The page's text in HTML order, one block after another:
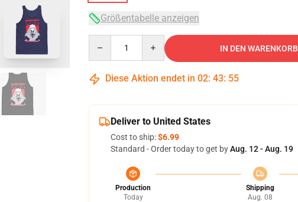
Größentabelle anzeigen
IN DEN WARENKORB
Diese Aktion endet in 02: 43: 54
Deliver to United States
Cost to ship:$6.99
Standard - Order today to get byAug. 12 - Aug. 19
Production
Today
Shipping
Aug. 08